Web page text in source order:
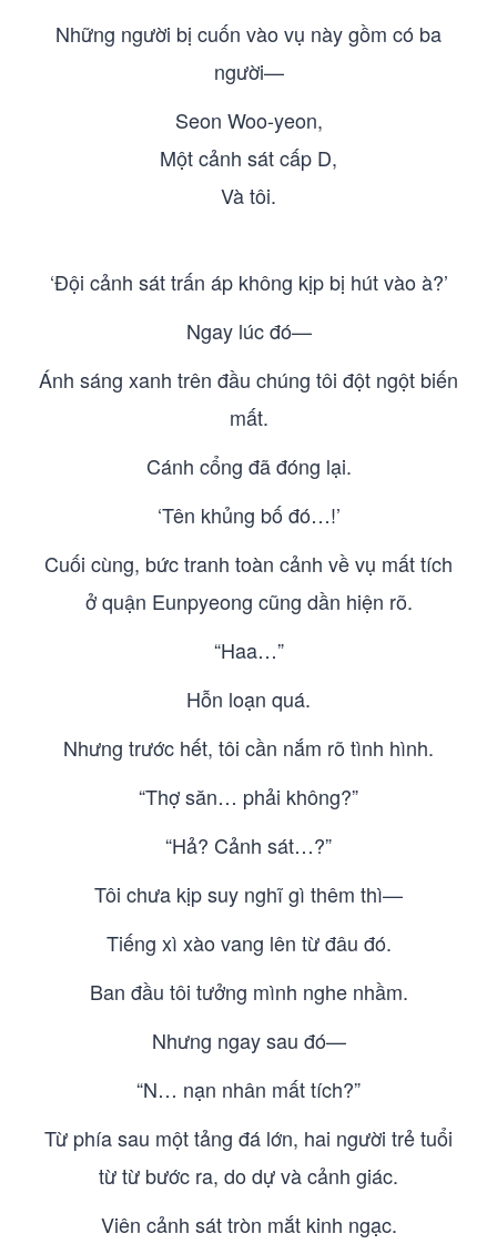
Những người bị cuốn vào vụ này gồm có ba
người—
Seon Woo-yeon,
Một cảnh sát cấp D,
Và tôi.
‘Đội cảnh sát trấn áp không kịp bị hút vào à?’
Ngay lúc đó—
Ánh sáng xanh trên đầu chúng tôi đột ngột biến
mất.
Cánh cổng đã đóng lại.
‘Tên khủng bố đó…!’
Cuối cùng, bức tranh toàn cảnh về vụ mất tích
ở quận Eunpyeong cũng dần hiện rõ.
“Haa…”
Hỗn loạn quá.
Nhưng trước hết, tôi cần nắm rõ tình hình.
“Thợ săn… phải không?”
“Hả? Cảnh sát…?”
Tôi chưa kịp suy nghĩ gì thêm thì—
Tiếng xì xào vang lên từ đâu đó.
Ban đầu tôi tưởng mình nghe nhầm.
Nhưng ngay sau đó—
“N… nạn nhân mất tích?”
Từ phía sau một tảng đá lớn, hai người trẻ tuổi
từ từ bước ra, do dự và cảnh giác.
Viên cảnh sát tròn mắt kinh ngạc.